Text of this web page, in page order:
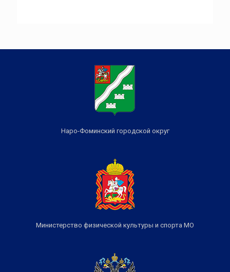
Наро-Фоминский городской округ
Министерство физической культуры и спорта МО